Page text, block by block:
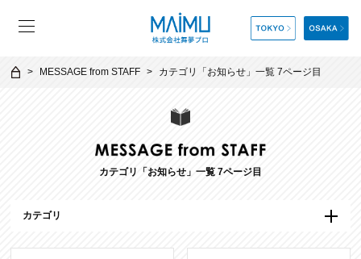
MESSAGE from STAFF カテゴリ「 お知らせ 」一覧 7ページ目
カテゴリ「 お知らせ 」一覧 7ページ目
カテゴリ